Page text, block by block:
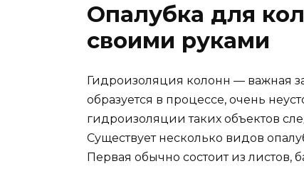
Опалубка для
своими руками
Гидроизоляция колонн — важная
образуется в процессе, очень
гидроизоляции таких объектов
Существует несколько видов
Первая обычно состоит из листов,